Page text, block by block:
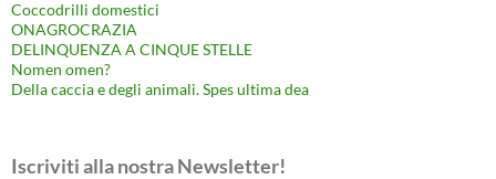
Coccodrilli domestici
ONAGROCRAZIA
DELINQUENZA A CINQUE STELLE
Nomen omen?
Della caccia e degli animali. Spes ultima dea
Iscriviti alla nostra Newsletter!